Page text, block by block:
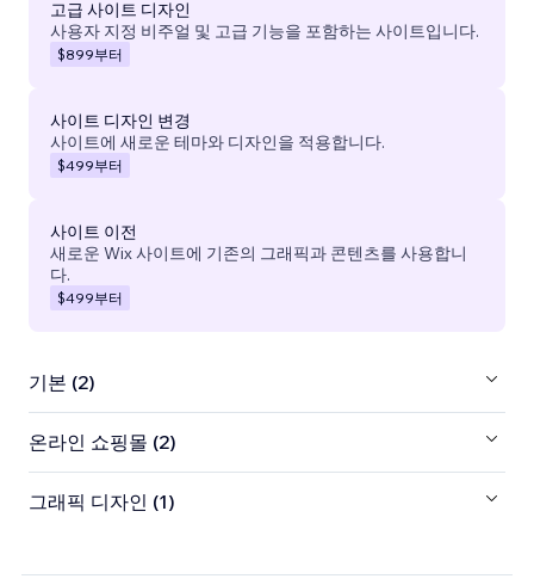
고급 사이트 디자인
사용자 지정 비주얼 및 고급 기능을 포함하는 사이트입니다.
$899부터
사이트 디자인 변경
사이트에 새로운 테마와 디자인을 적용합니다.
$499부터
사이트 이전
새로운 Wix 사이트에 기존의 그래픽과 콘텐츠를 사용합니
다.
$499부터
기본 (2)
온라인 쇼핑몰 (2)
그래픽 디자인 (1)